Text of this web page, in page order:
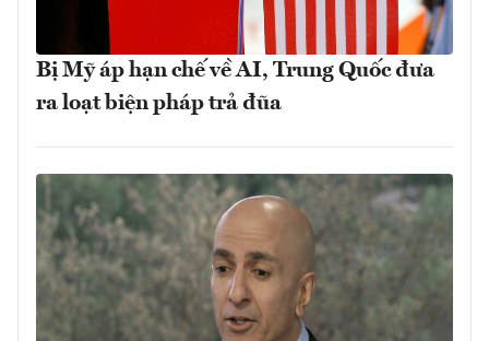
Bị Mỹ áp hạn chế về AI, Trung Quốc đưa
ra loạt biện pháp trả đũa